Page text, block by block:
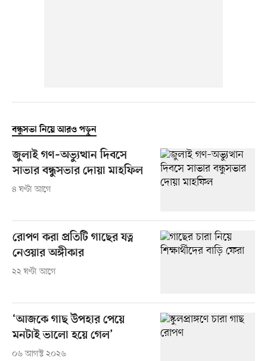
বন্ধুসভা নিয়ে আরও পড়ুন
জুলাই গণ–অভ্যুত্থান দিবসে
সাভার বন্ধুসভার দোয়া মাহফিল
৪ ঘণ্টা আগে
রোপণ করা প্রতিটি গাছের যত্ন
নেওয়ার অঙ্গীকার
২২ ঘণ্টা আগে
‘আজকে গাছ উপহার পেয়ে
মনটাই ভালো হয়ে গেল’
০৬ আগস্ট ২০২৬